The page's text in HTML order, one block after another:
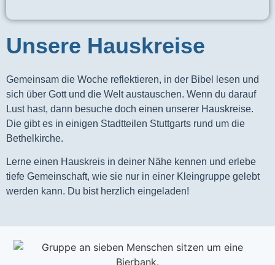
Unsere Hauskreise
Gemeinsam die Woche reflektieren, in der Bibel lesen und
sich über Gott und die Welt austauschen. Wenn du darauf
Lust hast, dann besuche doch einen unserer Hauskreise.
Die gibt es in einigen Stadtteilen Stuttgarts rund um die
Bethelkirche.
Lerne einen Hauskreis in deiner Nähe kennen und erlebe
tiefe Gemeinschaft, wie sie nur in einer Kleingruppe gelebt
werden kann. Du bist herzlich eingeladen!